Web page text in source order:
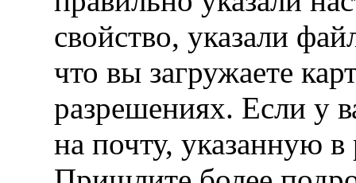
свойство, указали
что вы загружаете
разрешениях. Если у
на почту, указанную